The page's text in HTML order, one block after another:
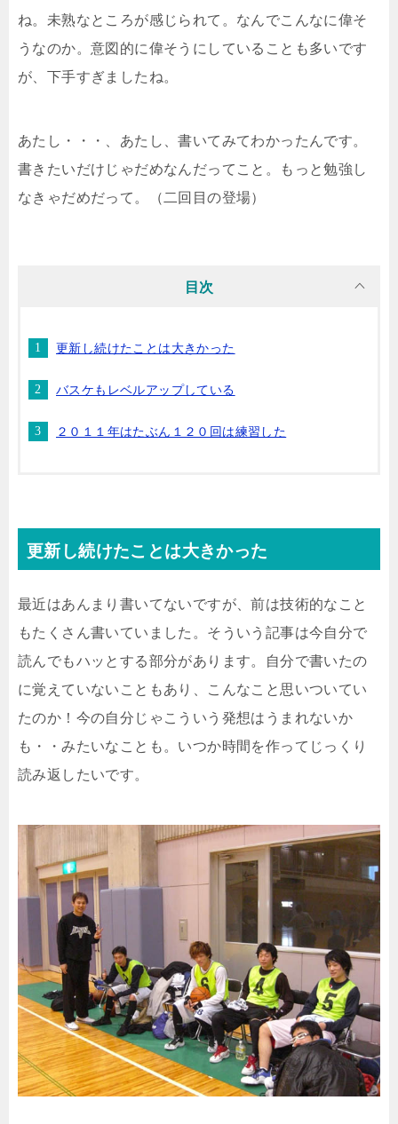
ね。未熟なところが感じられて。なんでこんなに偉そ
うなのか。意図的に偉そうにしていることも多いです
が、下手すぎましたね。
あたし・・・、あたし、書いてみてわかったんです。
書きたいだけじゃだめなんだってこと。もっと勉強し
なきゃだめだって。（二回目の登場）
目次
更新し続けたことは大きかった
バスケもレベルアップしている
２０１１年はたぶん１２０回は練習した
更新し続けたことは大きかった
最近はあんまり書いてないですが、前は技術的なこと
もたくさん書いていました。そういう記事は今自分で
読んでもハッとする部分があります。自分で書いたの
に覚えていないこともあり、こんなこと思いついてい
たのか！今の自分じゃこういう発想はうまれないか
も・・みたいなことも。いつか時間を作ってじっくり
読み返したいです。